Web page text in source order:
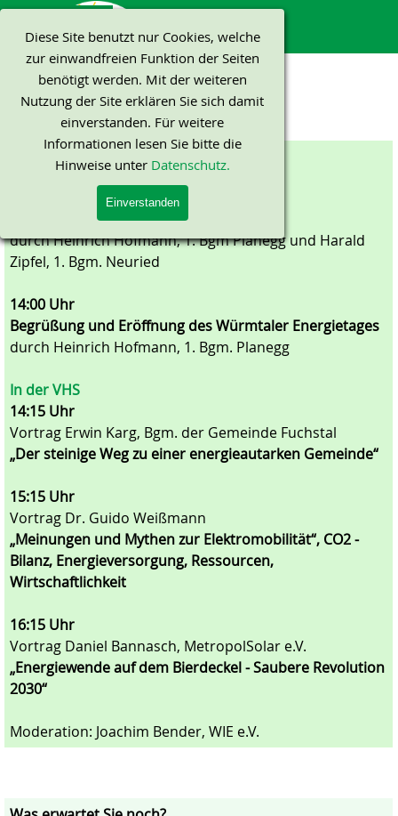
Diese Site benutzt nur Cookies, welche
zur einwandfreien Funktion der Seiten
benötigt werden. Mit der weiteren
Nutzung der Site erklären Sie sich damit
einverstanden. Für weitere
Informationen lesen Sie bitte die
Hinweise unter Datenschutz.
Einverstanden
Direkt zum SeiteninhaltMenü überspringen
Programm 2019
Dokumente > Veranstaltungs-Archiv > 2019
Zeitplan
Auf dem Marktplatz
Empfang der StadtradlerInnen
durch Heinrich Hofmann, 1. Bgm Planegg und Harald
Zipfel, 1. Bgm. Neuried
14:00 Uhr
Begrüßung und Eröffnung desWürmtaler Energietages
durch Heinrich Hofmann, 1. Bgm. Planegg
In der VHS
14:15 Uhr
Vortrag Erwin Karg, Bgm. der Gemeinde Fuchstal
„Der steinige Weg zu einer energie­autarken Gemeinde“
15:15 Uhr
Vortrag Dr. Guido Weißmann
„Meinungen und Mythen zur Elektro­mobilität“, CO2 -
Bilanz, Energieversorgung, Ressourcen,
Wirtschaftlichkeit
16:15 Uhr
Vortrag Daniel Bannasch, MetropolSolar e.V.
„Energiewende auf dem Bierdeckel - Saubere Revolution
2030“
Moderation: Joachim Bender, WIE e.V.